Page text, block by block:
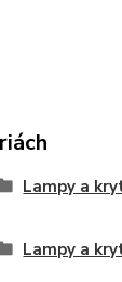
Lampy a
Lampy a